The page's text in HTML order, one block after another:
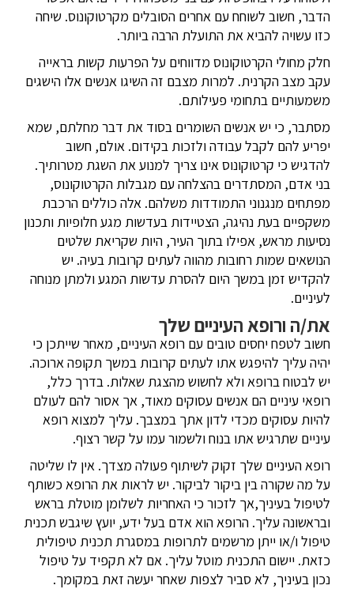
הדבר, חשוב לשוחח עם אחרים הסובלים מקרטוקונוס. שיחה
כזו עשויה להביא את התועלת הרבה ביותר.
חלק מחולי הקרטוקונוס מדווחים על הפרעות קשות בראייה
עקב מצב הקרנית. למרות מצבם זה השיגו אנשים אלו הישגים
משמעותיים בתחומי פעילותם.
מסתבר, כי יש אנשים השומרים בסוד את דבר מחלתם, שמא
יפריע להם לקבל עבודה ולזכות בקידום. אולם, חשוב
להדגיש כי קרטוקונוס אינו צריך למנוע את השגת מטרותיך.
בני אדם, המסתדרים בהצלחה עם מגבלות הקרטוקונוס,
מפתחים מנגנוני התמודדות משלהם. אלה כוללים הרכבת
משקפיים בעת נהיגה, הצטיידות בעדשות מגע חלופיות ותכנון
נסיעות מראש, אפילו בתוך העיר, היות שקריאת שלטים
הנושאים שמות רחובות מהווה לעתים קרובות בעיה. יש
להקדיש זמן במשך היום להסרת עדשות המגע ולמתן מנוחה
לעיניים.
את/ה ורופא העיניים שלך
חשוב לטפח יחסים טובים עם רופא העיניים, מאחר שייתכן כי
יהיה עליך להיפגש אתו לעתים קרובות במשך תקופה ארוכה.
יש לבטוח ברופא ולא לחשוש מהצגת שאלות. בדרך כלל,
רופאי עיניים הם אנשים עסוקים מאוד, אך אסור להם לעולם
להיות עסוקים מכדי לדון אתך במצבך. עליך למצוא רופא
עיניים שתרגיש אתו בנוח ולשמור עמו על קשר רצוף.
רופא העיניים שלך זקוק לשיתוף פעולה מצדך. אין לו שליטה
על מה שקורה בין ביקור לביקור. יש לראות את הרופא כשותף
לטיפול בעיניך,אך לזכור כי האחריות לשלומן מוטלת בראש
ובראשונה עליך. הרופא הוא אדם בעל ידע, יועץ שיגבש תכנית
טיפול ו/או ייתן מרשמים לתרופות במסגרת תכנית טיפולית
כזאת. יישום התכנית מוטל עליך. אם לא תקפיד על טיפול
נכון בעיניך, לא סביר לצפות שאחר יעשה זאת במקומך.